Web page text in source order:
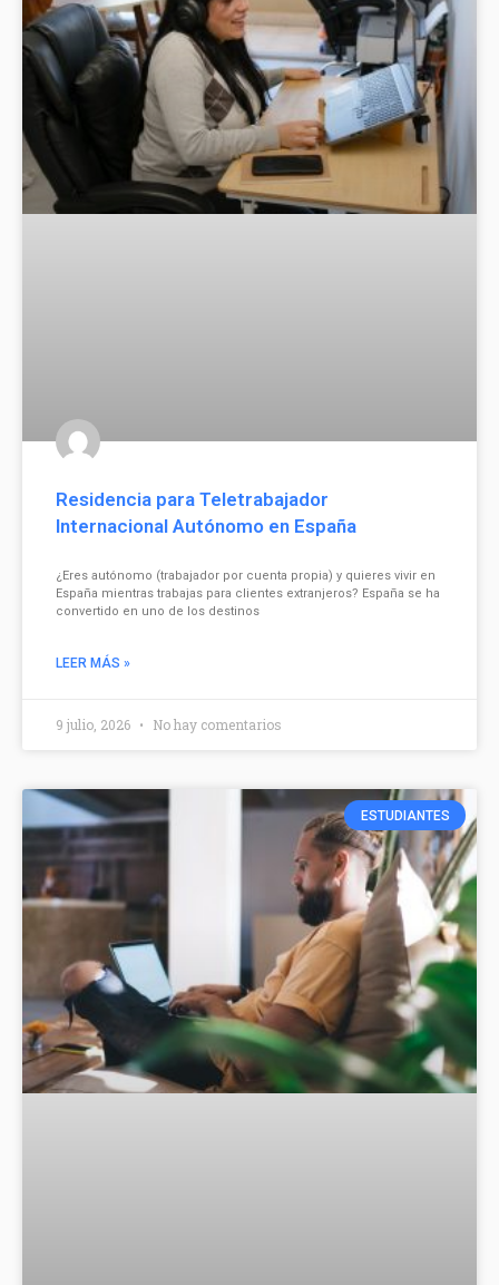
Residencia para Teletrabajador
Internacional Autónomo en España
¿Eres autónomo (trabajador por cuenta propia) y quieres vivir en
España mientras trabajas para clientes extranjeros? España se ha
convertido en uno de los destinos
LEER MÁS »
9 julio, 2026 No hay comentarios
ESTUDIANTES